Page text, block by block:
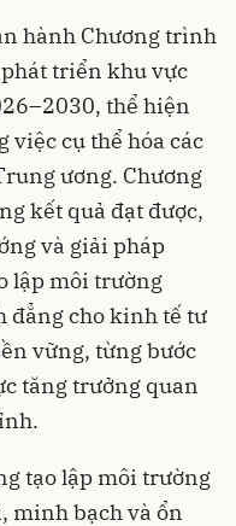
hành Chương trình
triển khu vực
thể hiện
cụ thể hóa các
ương. Chương
kết quả đạt được,
và giải pháp
lập môi trường
đẳng cho kinh tế tư
vững, từng bước
tăng trưởng quan
tạo lập môi trường
minh bạch và ổn